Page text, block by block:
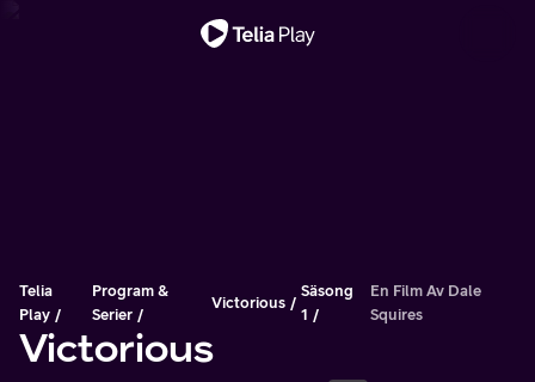
Telia
Play
Program &
Serier
Victorious
Säsong
1
En Film Av Dale
Squires
Victorious